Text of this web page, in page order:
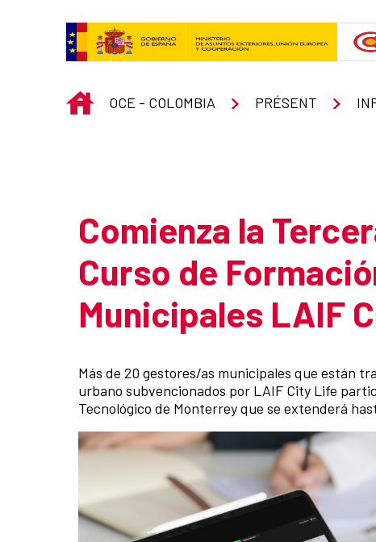
INICIO
OCE - COLOMBIA PRÉSENT
Comienza la
Curso de
Municipales LAIF
Más de 20 gestores/as municipales que están
urbano subvencionados por LAIF City Life
Tecnológico de Monterrey que se extenderá